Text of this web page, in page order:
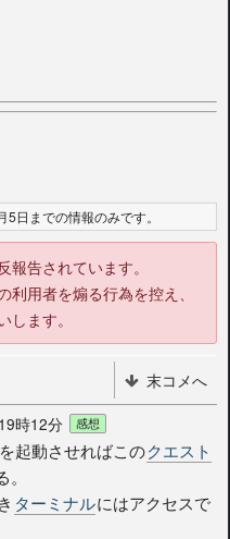
日までの情報のみです。
告されています。
用者を煽る行為を控え、
ます。
末コメへ
時12分 感想
を起動させればこのクエスト
ターミナルにはアクセスで